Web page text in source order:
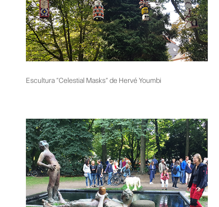
Escultura “Celestial Masks” de Hervé Youmbi